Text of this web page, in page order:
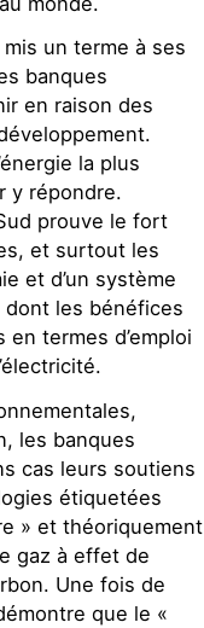
un terme à ses
banques
en raison des
la plus
y répondre.
prouve le fort
et surtout les
et d’un système
les bénéfices
termes d’emploi
les banques
cas leurs soutiens
étiquetées
» et théoriquement
gaz à effet de
Une fois de
que le «